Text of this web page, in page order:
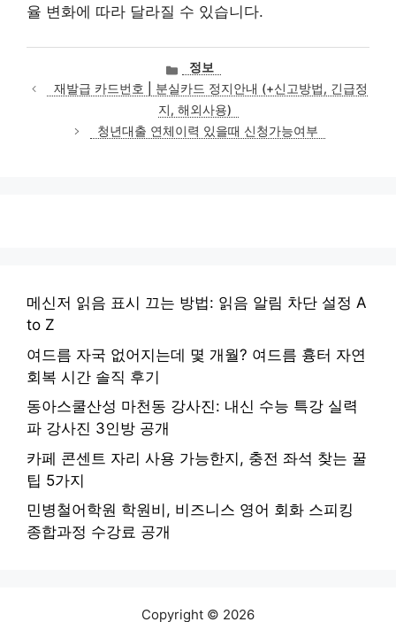
율 변화에 따라 달라질 수 있습니다.
카
테
고
리
정보
재발급 카드번호 | 분실카드 정지안내 (+신고방법, 긴급정
지, 해외사용)
청년대출 연체이력 있을때 신청가능여부
메신저 읽음 표시 끄는 방법: 읽음 알림 차단 설정 A
to Z
여드름 자국 없어지는데 몇 개월? 여드름 흉터 자연
회복 시간 솔직 후기
동아스쿨산성 마천동 강사진: 내신 수능 특강 실력
파 강사진 3인방 공개
카페 콘센트 자리 사용 가능한지, 충전 좌석 찾는 꿀
팁 5가지
민병철어학원 학원비, 비즈니스 영어 회화 스피킹
종합과정 수강료 공개
Copyright © 2026